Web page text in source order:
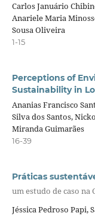
Carlos Januário
Anariele Maria
Sousa Oliveira
1-15
Perceptions of
Sustainability in
Ananias Francisco
Silva dos Santos,
Miranda Guimarães
16-39
Práticas
um estudo de caso na
Jéssica Pedroso Papi,